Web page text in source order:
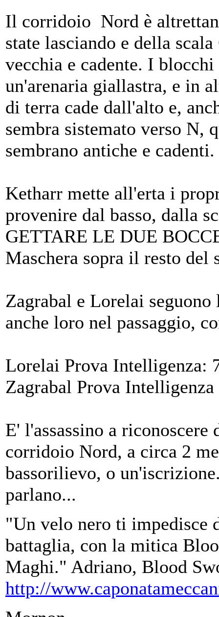
Il corridoio Nord è
state lasciando e della
vecchia e cadente. I
un'arenaria giallastra, e in
di terra cade dall'alto e,
sembra sistemato verso N,
sembrano antiche e cadenti.
Ketharr mette all'erta i
provenire dal basso, dalla
GETTARE LE DUE
Maschera sopra il resto del
Zagrabal e Lorelai
anche loro nel passaggio,
Lorelai Prova Intelligenza:
Zagrabal Prova
E' l'assassino a
corridoio Nord, a circa 2
bassorilievo, o
parlano...
"Un velo nero ti impedisce
battaglia, con la mitica
Maghi." Adriano, Blood
http://